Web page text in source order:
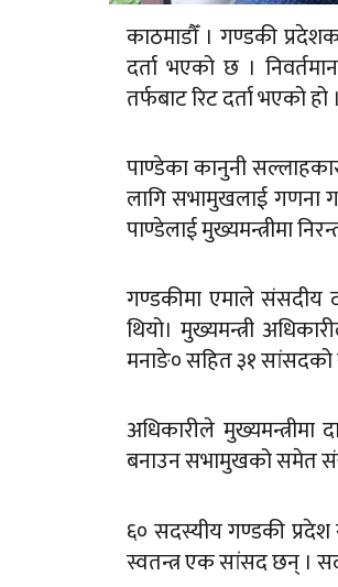
काठमाडौँ । गण्डकी
दर्ता भएको छ ।
तर्फबाट रिट दर्ता भएको हो ।
पाण्डेका कानुनी
लागि सभामुखलाई गणना
पाण्डेलाई मुख्यमन्त्रीमा
गण्डकीमा एमाले संसदीय
थियो। मुख्यमन्त्री
मनाङे० सहित ३१ सांसदको
अधिकारीले
बनाउन सभामुखको समेत
६० सदस्यीय गण्डकी
स्वतन्त्र एक सांसद छन् ।